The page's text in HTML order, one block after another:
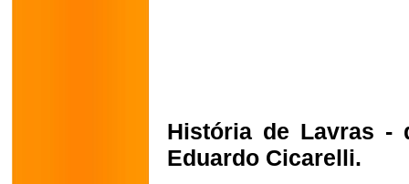
História de Lavras -
Eduardo Cicarelli.